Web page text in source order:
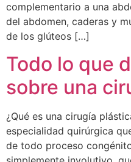
complementario a una
del abdomen, caderas y
de los glúteos […]
Todo lo que
sobre una
¿Qué es una cirugía
especialidad quirúrgica
de todo proceso